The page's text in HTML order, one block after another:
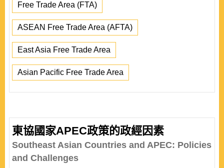
Free Trade Area (FTA)
ASEAN Free Trade Area (AFTA)
East Asia Free Trade Area
Asian Pacific Free Trade Area
東協國家APEC政策的政經因素
Southeast Asian Countries and APEC: Policies
and Challenges